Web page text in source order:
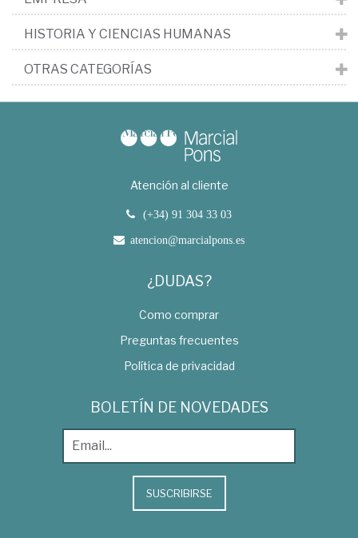
HISTORIA Y CIENCIAS HUMANAS
OTRAS CATEGORÍAS
Atención al cliente
(+34) 91 304 33 03
atencion@marcialpons.es
¿DUDAS?
Como comprar
Preguntas frecuentes
Política de privacidad
BOLETÍN DE NOVEDADES
SUSCRIBIRSE